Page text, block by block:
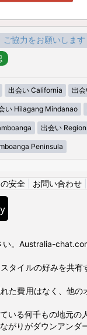
協力をお願いします
出会い California 出
い Hilagang Mindanao
出会い
Peninsula
安全| お問い合わせ|
。Australia-
タイルの好みを共
た費用はなく、他
る何千もの地元の
りがダウンアンダ
Assistance